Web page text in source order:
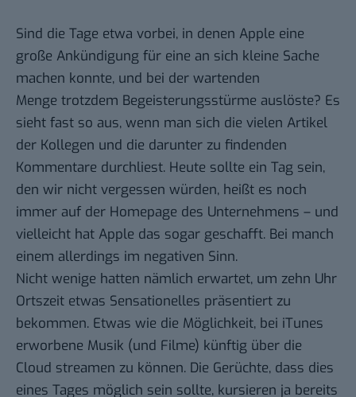
Sind die Tage etwa vorbei, in denen Apple eine
große Ankündigung für eine an sich kleine Sache
machen konnte, und bei der wartenden
Menge trotzdem Begeisterungsstürme auslöste? Es
sieht fast so aus, wenn man sich die vielen Artikel
der Kollegen und die darunter zu findenden
Kommentare durchliest. Heute sollte ein Tag sein,
den wir nicht vergessen würden, heißt es noch
immer auf der Homepage des Unternehmens – und
vielleicht hat Apple das sogar geschafft. Bei manch
einem allerdings im negativen Sinn.
Nicht wenige hatten nämlich erwartet, um zehn Uhr
Ortszeit etwas Sensationelles präsentiert zu
bekommen. Etwas wie die Möglichkeit, bei iTunes
erworbene Musik (und Filme) künftig über die
Cloud streamen zu können. Die Gerüchte, dass dies
eines Tages möglich sein sollte, kursieren ja bereits